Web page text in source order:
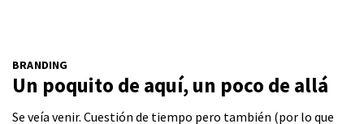
BRANDING
Un poquito de aquí, un poco de allá
Se veía venir. Cuestión de tiempo pero también (por lo que